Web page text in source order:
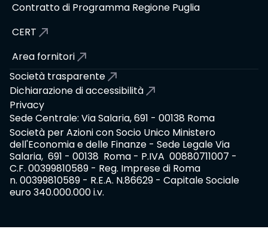
Contratto di Programma Regione Puglia
CERT
Area fornitori
Società trasparente
Dichiarazione di accessibilità
Privacy
Sede Centrale: Via Salaria, 691 - 00138 Roma
Società per Azioni con Socio Unico Ministero
dell'Economia e delle Finanze - Sede Legale Via
Salaria, 691 - 00138 Roma - P.IVA 00880711007 -
C.F. 00399810589 - Reg. Imprese di Roma
n. 00399810589 - R.E.A. N.86629 - Capitale Sociale
euro 340.000.000 i.v.